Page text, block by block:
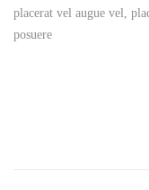
placerat vel augue vel,
posuere